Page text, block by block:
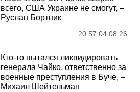
всего, США Украине не смогут, –
Руслан Бортник
20:57 04.08.26
Кто-то пытался ликвидировать
генерала Чайко, ответственно за
военные преступления в Буче, –
Михаил Шейтельман